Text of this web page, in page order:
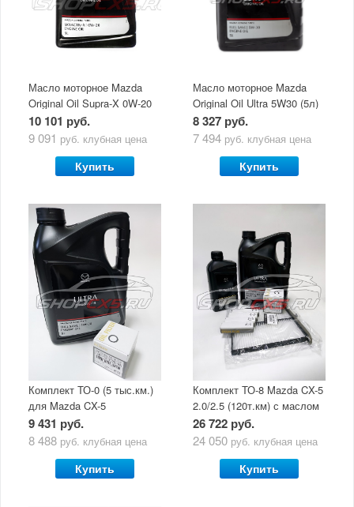
Масло моторное Mazda
Original Oil Supra-X 0W-20
(5 л)
10 101 руб.
9 091 руб. клубная цена
Купить
Масло моторное Mazda
Original Oil Ultra 5W30 (5л)
8 327 руб.
7 494 руб. клубная цена
Купить
Комплект ТО-0 (5 тыс.км.)
для Mazda CX-5
(двигатель 2.0/2.5) с
маслом Mazda Original Oil
9 431 руб.
8 488 руб. клубная цена
Купить
Комплект ТО-8 Mazda CX-5
2.0/2.5 (120т.км) с маслом
Mazda Original Oil Ultra
5W30
26 722 руб.
24 050 руб. клубная цена
Купить